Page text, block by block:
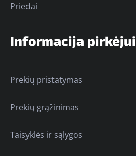
Priedai
Informacija pirkėjui
Prekių pristatymas
Prekių grąžinimas
Taisyklės ir sąlygos